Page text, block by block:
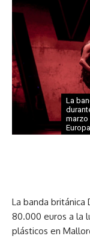
La
marzo
La banda
80.000 euros a la
plásticos en